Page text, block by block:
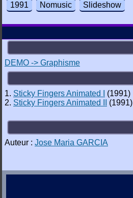
1991 Nomusic Slideshow
DEMO -> Graphisme
1. Sticky Fingers Animated I
(1991)
2. Sticky Fingers Animated II (1991)
Auteur : Jose Maria GARCIA